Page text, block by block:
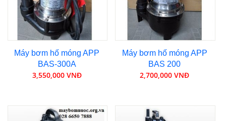
Máy bơm hố móng APP
BAS-300A
3,550,000 VNĐ
Máy bơm hố móng APP
BAS 200
2,700,000 VNĐ